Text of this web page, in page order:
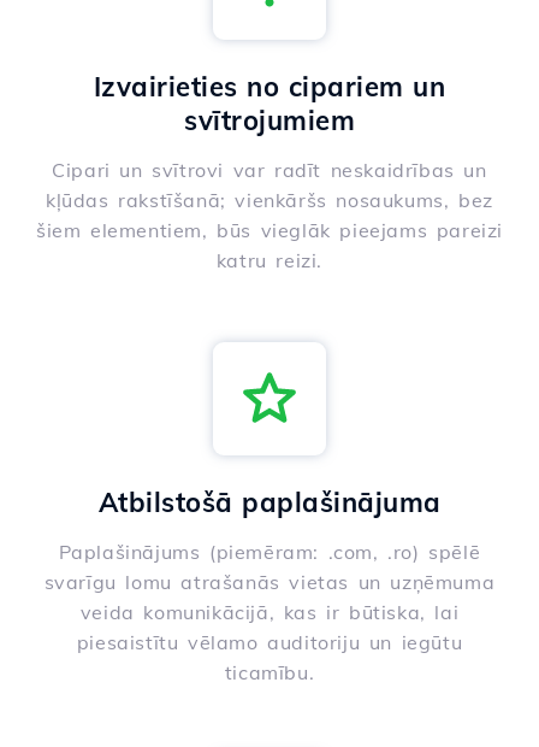
Izvairieties no cipariem un
svītrojumiem
Cipari un svītrovi var radīt neskaidrības un
kļūdas rakstīšanā; vienkāršs nosaukums, bez
šiem elementiem, būs vieglāk pieejams pareizi
katru reizi.
Atbilstošā paplašinājuma
Paplašinājums (piemēram: .com, .ro) spēlē
svarīgu lomu atrašanās vietas un uzņēmuma
veida komunikācijā, kas ir būtiska, lai
piesaistītu vēlamo auditoriju un iegūtu
ticamību.